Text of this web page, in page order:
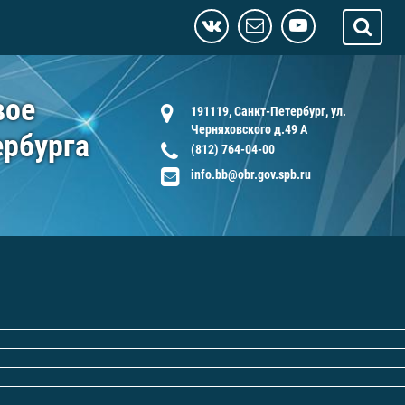
191119, Санкт-Петербург, ул.
Черняховского д.49 А
(812) 764-04-00
info.bb@obr.gov.spb.ru